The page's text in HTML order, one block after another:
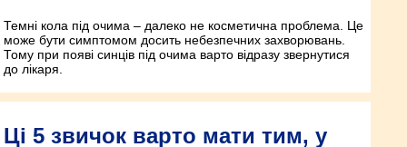
Темні кола під очима – далеко не косметична проблема. Це
може бути симптомом досить небезпечних захворювань.
Тому при появі синців під очима варто відразу звернутися
до лікаря.
Ці 5 звичок варто мати тим, у